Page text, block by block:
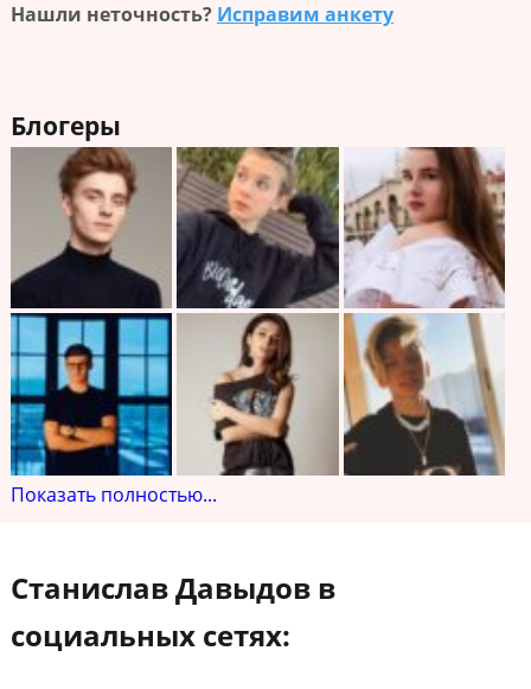
Нашли неточность? Исправим анкету
Блогеры
Показать полностью...
Станислав Давыдов в
социальных сетях: